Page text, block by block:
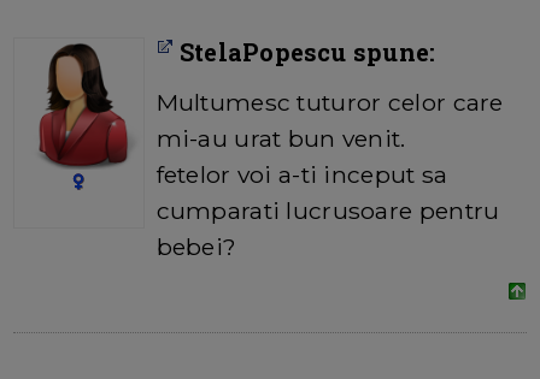
StelaPopescu spune:
Multumesc tuturor celor care
mi-au urat bun venit.
fetelor voi a-ti inceput sa
cumparati lucrusoare pentru
bebei?